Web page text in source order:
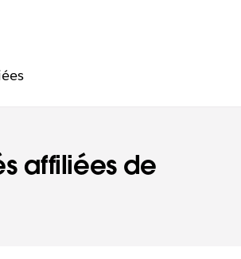
affiliées de
supplémentaires